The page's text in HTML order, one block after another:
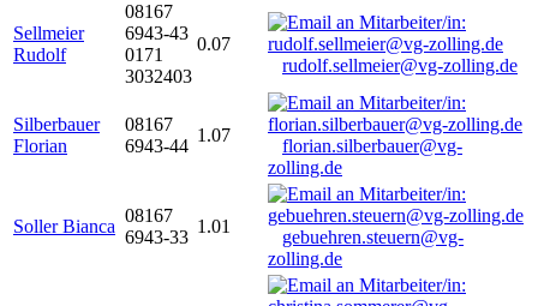
Sellmeier
Rudolf
08167
6943-43
0171
3032403
0.07
rudolf.sellmeier@vg-zolling.de
Silberbauer
Florian
08167
6943-44
1.07
florian.silberbauer@vg-
zolling.de
Soller Bianca
08167
6943-33
1.01
gebuehren.steuern@vg-
zolling.de